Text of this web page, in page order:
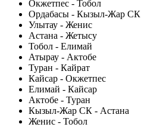
Окжетпес - Тобол
Ордабасы - Кызыл-Жар СК
Улытау - Женис
Астана - Жетысу
Тобол - Елимай
Атырау - Актобе
Туран - Кайрат
Кайсар - Окжетпес
Елимай - Кайсар
Актобе - Туран
Кызыл-Жар СК - Астана
Женис - Тобол